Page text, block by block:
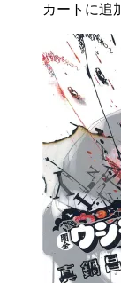
カートに追